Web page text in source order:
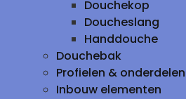
Douchekop
Doucheslang
Handdouche
Douchebak
Profielen & onderdelen
Inbouw elementen